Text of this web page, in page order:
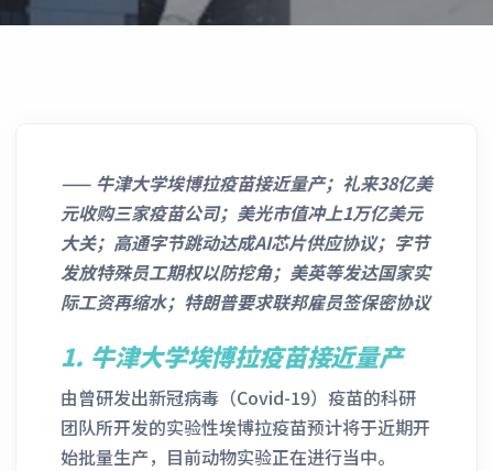
——牛津大学埃博拉疫苗接近量产；礼来38亿美
元收购三家疫苗公司；美光市值冲上1万亿美元
大关；高通字节跳动达成AI芯片供应协议；字节
发放特殊员工期权以防挖角；美英等发达国家实
际工资再缩水；特朗普要求联邦雇员签保密协议
1. 牛津大学埃博拉疫苗接近量产
由曾研发出新冠病毒（Covid-19）疫苗的科研
团队所开发的实验性埃博拉疫苗预计将于近期开
始批量生产，目前动物实验正在进行当中。